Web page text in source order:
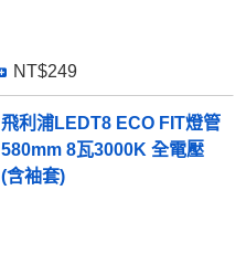
NT$249
飛利浦LEDT8 ECO FIT燈管
580mm 8瓦3000K 全電壓
(含袖套)